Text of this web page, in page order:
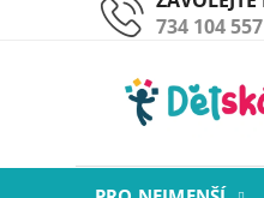
734 104 557